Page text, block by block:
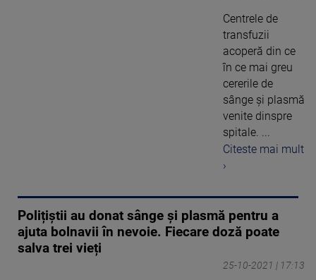
Centrele de
transfuzii
acoperă din ce
în ce mai greu
cererile de
sânge și plasmă
venite dinspre
spitale. ...
Citeste mai mult
›
Polițiștii au donat sânge și plasmă pentru a
ajuta bolnavii în nevoie. Fiecare doză poate
salva trei vieți
25-10-2021 | 17:13